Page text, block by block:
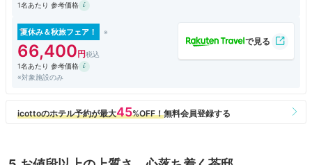
り返りの電話はかかってこず。
外国人スタッフが大変多いので、スタッフ間でもコミュニケーションがう
まく取れてないのかな。
日本にいながらにして、海外気分を味わえたと思うことにします。
1名あたり 参考価格
夏休み＆秋旅フェア！
66,400
1名あたり 参考価格
※対象施設のみ